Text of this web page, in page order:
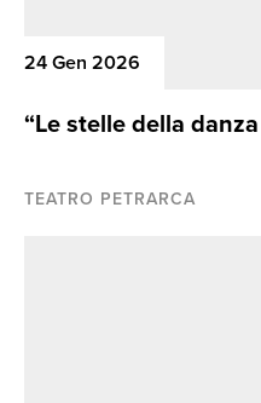
24 Gen 2026
“Le stelle della
TEATRO PETRARCA